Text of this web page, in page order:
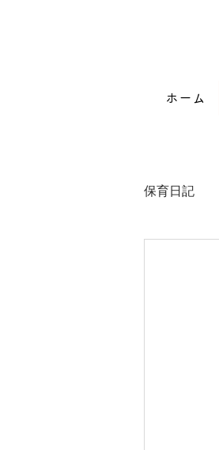
ホーム
保育日記